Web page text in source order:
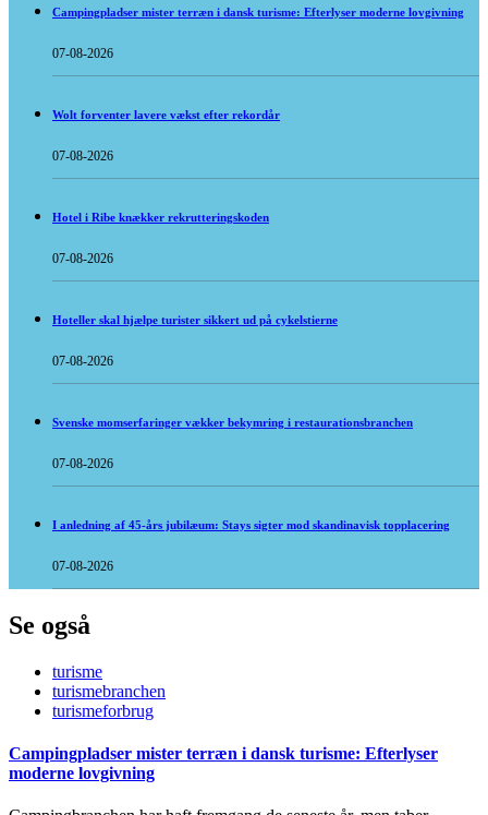
Campingpladser mister terræn i dansk turisme: Efterlyser moderne lovgivning
07-08-2026
Wolt forventer lavere vækst efter rekordår
07-08-2026
Hotel i Ribe knækker rekrutteringskoden
07-08-2026
Hoteller skal hjælpe turister sikkert ud på cykelstierne
07-08-2026
Svenske momserfaringer vækker bekymring i restaurationsbranchen
07-08-2026
I anledning af 45-års jubilæum: Stays sigter mod skandinavisk topplacering
07-08-2026
Se også
turisme
turismebranchen
turismeforbrug
Campingpladser mister terræn i dansk turisme: Efterlyser
moderne lovgivning